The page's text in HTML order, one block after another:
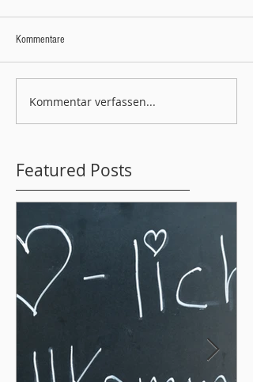
Kommentare
Kommentar verfassen...
Featured Posts